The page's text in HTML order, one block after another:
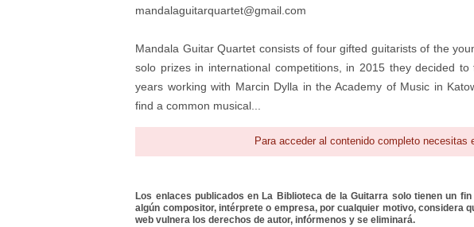
mandalaguitarquartet@gmail.com
Mandala Guitar Quartet consists of four gifted guitarists of the
solo prizes in international competitions, in 2015 they decided
years working with Marcin Dylla in the Academy of Music in
find a common musical...
Para acceder al contenido completo necesitas
Los enlaces publicados en La Biblioteca de la Guitarra solo tienen un
algún compositor, intérprete o empresa, por cualquier motivo, considera
web vulnera los derechos de autor, infórmenos y se eliminará.